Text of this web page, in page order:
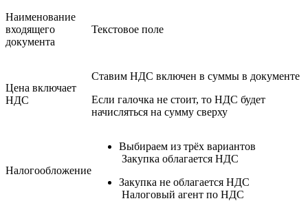
Наименование
входящего
документа
Текстовое поле
Цена включает
НДС
Ставим НДС включен в суммы в документе
Если галочка не стоит, то НДС будет
начисляться на сумму сверху
Налогообложение
Выбираем из трёх вариантов
Закупка облагается НДС
Закупка не облагается НДС
Налоговый агент по НДС